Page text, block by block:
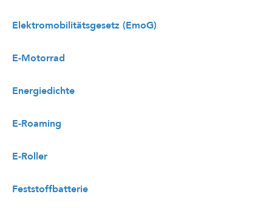
Elektromobilitätsgesetz (EmoG)
E-Motorrad
Energiedichte
E-Roaming
E-Roller
Feststoffbatterie